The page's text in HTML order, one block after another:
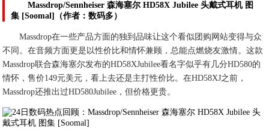
Massdrop/Sennheiser 森海塞尔 HD58X Jubilee 头戴式耳机 图
集 [Soomal]（作者：数码多）
Massdrop在一些产品方面的独到品味让这个看似团购网站变得与众
不同。在音频方面更是以性价比和情怀兼顾，总能点燃烧友激情。这款
Massdrop联合森海塞尔发布的HD58XJubilee看名字似乎有几分HD580的
情怀，售价149元美元，看上去还是主打性价比。在HD58XJ之前，
Massdrop还推出过HD580Jubilee，但价格更贵。